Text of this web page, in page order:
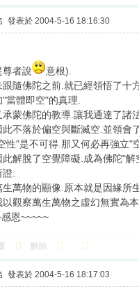
發表於 2004-5-16 18:16:30
尊者說
意根).
跟隨佛陀之前.就已經領悟了十
當體即空"的真理.
承蒙佛陀的教導.讓我通達了諸
此不落於偏空與斷滅空.並領會
性"是不可得.那又何必再強立"
此解脫了空覺障礙.成為佛陀"解
證:
生萬物的顯像.原本就是因緣所
以觀察萬生萬物之虛幻無實為
恩~~~~~
刪除
發表於 2004-5-16 18:17:03